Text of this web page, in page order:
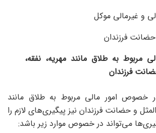
و غیرمالی موکل
فرزندان
مربوط به طلاق مانند مهریه، نفقه،
فرزندان
خصوص امور مالی مربوط به طلاق مانند
و حضانت فرزندان نیز پیگیری‌های لازم را
می‌تواند در خصوص موارد زیر باشد: